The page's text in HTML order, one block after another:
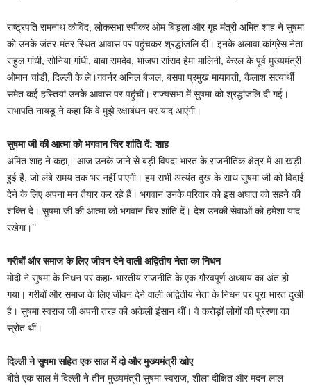
राष्ट्रपति रामनाथ कोविंद, लोकसभा स्पीकर ओम बिड़ला और गृह मंत्री अमित शाह ने सुषमा
को उनके जंतर-मंतर स्थित आवास पर पहुंचकर श्रद्धांजलि दी। इनके अलावा कांग्रेस नेता
राहुल गांधी, सोनिया गांधी, बाबा रामदेव, भाजपा सांसद हेमा मालिनी, केरल के पूर्व मुख्यमंत्री
ओमान चांडी, दिल्ली के ले।गवर्नर अनिल बैजल, बसपा प्रमुख मायावती, कैलाश सत्यार्थी
समेत कई हस्तियां उनके आवास पर पहुंचीं। राज्यसभा में सुषमा को श्रद्धांजलि दी गई।
सभापति नायडू ने कहा कि वे मुझे रक्षाबंधन पर याद आएंगी।
सुषमा जी की आत्मा को भगवान चिर शांति दें: शाह
अमित शाह ने कहा, ‘‘आज उनके जाने से बड़ी विपदा भारत के राजनीतिक क्षेत्र में आ खड़ी
हुई है, जो लंबे समय तक भर नहीं पाएगी। हम सभी अत्यंत दुख के साथ सुषमा जी को विदाई
देने के लिए अपना मन तैयार कर रहे हैं। भगवान उनके परिवार को इस अघात को सहने की
शक्ति दे। सुषमा जी की आत्मा को भगवान चिर शांति दें। देश उनकी सेवाओं को हमेशा याद
रखेगा।’’
गरीबों और समाज के लिए जीवन देने वाली अद्वितीय नेता का निधन
मोदी ने सुषमा के निधन पर कहा- भारतीय राजनीति के एक गौरवपूर्ण अध्याय का अंत हो
गया। गरीबों और समाज के लिए जीवन देने वाली अद्वितीय नेता के निधन पर पूरा भारत दुखी
है। सुषमा स्वराज जी अपनी तरह की अकेली इंसान थीं। वे करोड़ों लोगों की प्रेरणा का
स्रोत थीं।
दिल्ली ने सुषमा सहित एक साल में दो और मुख्यमंत्री खोए
बीते एक साल में दिल्ली ने तीन मुख्यमंत्री सुषमा स्वराज, शीला दीक्षित और मदन लाल